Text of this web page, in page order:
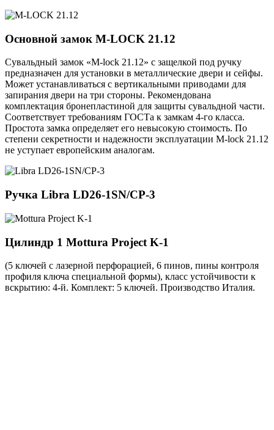
Основной замок M-LOCK 21.12
Сувальдный замок «M-lock 21.12» с защелкой под ручку
предназначен для установки в металлические двери и сейфы.
Может устанавливаться с вертикальными приводами для
запирания двери на три стороны. Рекомендована
комплектация бронепластиной для защиты сувальдной части.
Соответствует требованиям ГОСТа к замкам 4-го класса.
Простота замка определяет его невысокую стоимость. По
степени секретности и надежности эксплуатации M-lock 21.12
не уступает европейским аналогам.
Ручка Libra LD26-1SN/CP-3
Цилиндр 1 Mottura Project K-1
(5 ключей с лазерной перфорацией, 6 пинов, пины контроля
профиля ключа специальной формы), класс устойчивости к
вскрытию: 4-й. Комплект: 5 ключей. Производство Италия.